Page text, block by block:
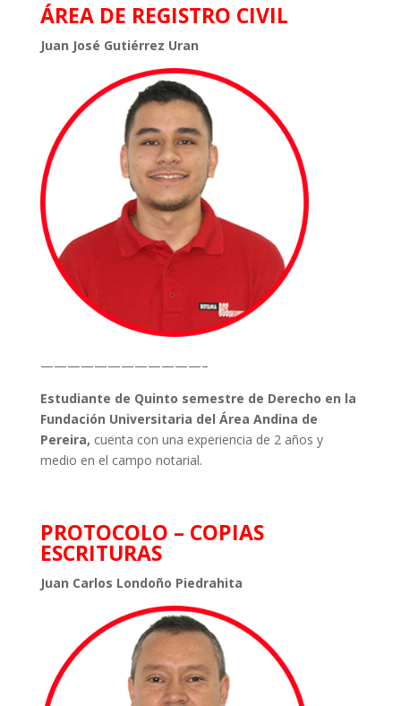
ÁREA DE REGISTRO CIVIL
Juan José Gutiérrez Uran
————————————–
Estudiante de Quinto semestre de Derecho en la
Fundación Universitaria del Área Andina de
Pereira, cuenta con una experiencia de 2 años y
medio en el campo notarial.
PROTOCOLO – COPIAS
ESCRITURAS
Juan Carlos Londoño Piedrahita